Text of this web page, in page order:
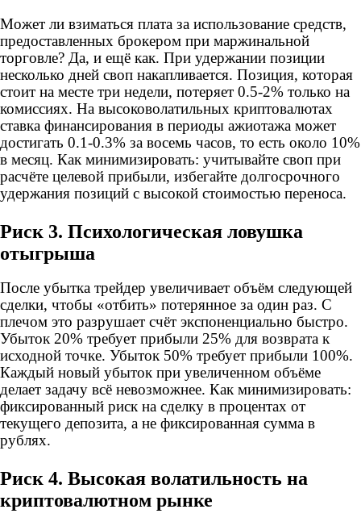
Может ли взиматься плата за использование средств,
предоставленных брокером при маржинальной
торговле? Да, и ещё как. При удержании позиции
несколько дней своп накапливается. Позиция, которая
стоит на месте три недели, потеряет 0.5-2% только на
комиссиях. На высоковолатильных криптовалютах
ставка финансирования в периоды ажиотажа может
достигать 0.1-0.3% за восемь часов, то есть около 10%
в месяц. Как минимизировать: учитывайте своп при
расчёте целевой прибыли, избегайте долгосрочного
удержания позиций с высокой стоимостью переноса.
Риск 3. Психологическая ловушка
отыгрыша
После убытка трейдер увеличивает объём следующей
сделки, чтобы «отбить» потерянное за один раз. С
плечом это разрушает счёт экспоненциально быстро.
Убыток 20% требует прибыли 25% для возврата к
исходной точке. Убыток 50% требует прибыли 100%.
Каждый новый убыток при увеличенном объёме
делает задачу всё невозможнее. Как минимизировать:
фиксированный риск на сделку в процентах от
текущего депозита, а не фиксированная сумма в
рублях.
Риск 4. Высокая волатильность на
криптовалютном рынке